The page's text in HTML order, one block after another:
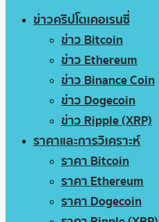
ข่าวคริปโตเคอเรนซี่
ข่าว Bitcoin
ข่าว Ethereum
ข่าว Binance Coin
ข่าว Dogecoin
ข่าว Ripple (XRP)
ราคาและการวิเคราะห์
ราคา Bitcoin
ราคา Ethereum
ราคา Dogecoin